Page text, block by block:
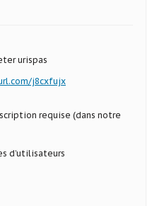
urispas
j8cxfujx
requise (dans notre
d’utilisateurs